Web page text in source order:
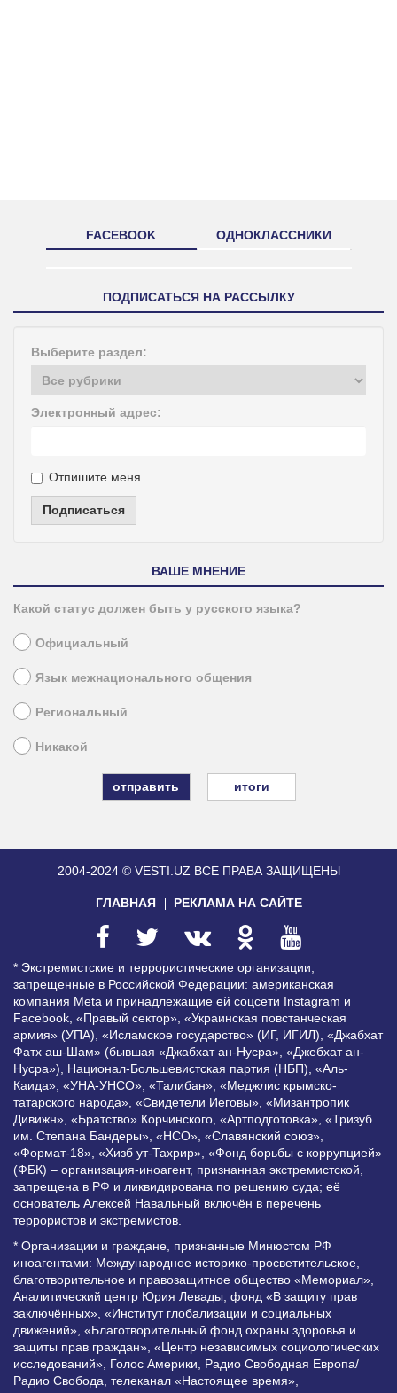
FACEBOOK ОДНОКЛАССНИКИ
ПОДПИСАТЬСЯ НА РАССЫЛКУ
Выберите раздел:
Электронный адрес:
Отпишите меня
Подписаться
ВАШЕ МНЕНИЕ
Какой статус должен быть у русского языка?
Официальный
Язык межнационального общения
Региональный
Никакой
итоги
2004-2024 © VESTI.UZ ВСЕ ПРАВА ЗАЩИЩЕНЫ
ГЛАВНАЯ РЕКЛАМА НА САЙТЕ
* Экстремистские и террористические организации,
запрещенные в Российской Федерации: американская
компания Meta и принадлежащие ей соцсети Instagram и
Facebook, «Правый сектор», «Украинская повстанческая
армия» (УПА), «Исламское государство» (ИГ, ИГИЛ), «Джабхат
Фатх аш-Шам» (бывшая «Джабхат ан-Нусра», «Джебхат ан-
Нусра»), Национал-Большевистская партия (НБП), «Аль-
Каида», «УНА-УНСО», «Талибан», «Меджлис крымско-
татарского народа», «Свидетели Иеговы», «Мизантропик
Дивижн», «Братство» Корчинского, «Артподготовка», «Тризуб
им. Степана Бандеры», «НСО», «Славянский союз»,
«Формат-18», «Хизб ут-Тахрир», «Фонд борьбы с коррупцией»
(ФБК) – организация-иноагент, признанная экстремистской,
запрещена в РФ и ликвидирована по решению суда; её
основатель Алексей Навальный включён в перечень
террористов и экстремистов.
* Организации и граждане, признанные Минюстом РФ
иноагентами: Международное историко-просветительское,
благотворительное и правозащитное общество «Мемориал»,
Аналитический центр Юрия Левады, фонд «В защиту прав
заключённых», «Институт глобализации и социальных
движений», «Благотворительный фонд охраны здоровья и
защиты прав граждан», «Центр независимых социологических
исследований», Голос Америки, Радио Свободная Европа/
Радио Свобода, телеканал «Настоящее время»,